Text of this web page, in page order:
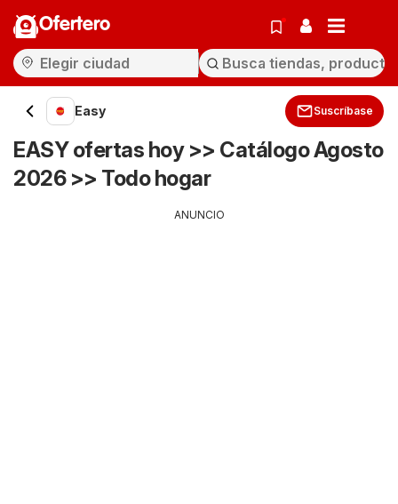
Ofertero
Easy Suscríbase
EASY ofertas hoy >> Catálogo Agosto
2026 >> Todo hogar
ANUNCIO